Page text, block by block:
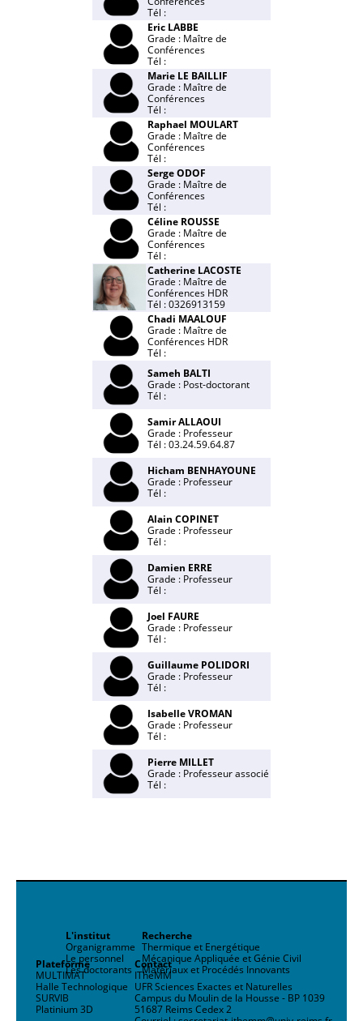
Tél :
Eric LABBE
Grade : Maître de
Conférences
Tél :
Marie LE BAILLIF
Grade : Maître de
Conférences
Tél :
Raphael MOULART
Grade : Maître de
Conférences
Tél :
Serge ODOF
Grade : Maître de
Conférences
Tél :
Céline ROUSSE
Grade : Maître de
Conférences
Tél :
Catherine LACOSTE
Grade : Maître de
Conférences HDR
Tél : 0326913159
Chadi MAALOUF
Grade : Maître de
Conférences HDR
Tél :
Sameh BALTI
Grade : Post-doctorant
Tél :
Samir ALLAOUI
Grade : Professeur
Tél : 03.24.59.64.87
Hicham BENHAYOUNE
Grade : Professeur
Tél :
Alain COPINET
Grade : Professeur
Tél :
Damien ERRE
Grade : Professeur
Tél :
Joel FAURE
Grade : Professeur
Tél :
Guillaume POLIDORI
Grade : Professeur
Tél :
Isabelle VROMAN
Grade : Professeur
Tél :
Pierre MILLET
Grade : Professeur associé
Tél :
L'institut
Organigramme
Le personnel
Les doctorants
Recherche
Thermique et Energétique
Mécanique Appliquée et Génie Civil
Matériaux et Procédés Innovants
Plateforme
MULTIMAT
Halle Technologique
SURVIB
Platinium 3D
Contact
ITheMM
UFR Sciences Exactes et Naturelles
Campus du Moulin de la Housse - BP 1039
51687 Reims Cedex 2